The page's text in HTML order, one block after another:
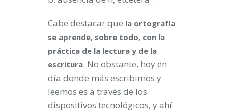
Cabe destacar que la ortografía
se aprende, sobre todo, con la
práctica de la lectura y de la
escritura. No obstante, hoy en
día donde más escribimos y
leemos es a través de los
dispositivos tecnológicos, y ahí